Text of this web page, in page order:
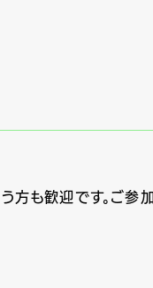
方も歓迎です。ご参